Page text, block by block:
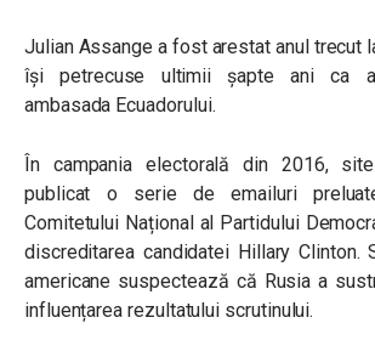
Julian Assange a fost arestat anul trecut
își petrecuse ultimii șapte ani ca
ambasada Ecuadorului.
În campania electorală din 2016,
publicat o serie de emailuri
Comitetului Național al Partidului
discreditarea candidatei Hillary Clinton.
americane suspectează că Rusia a
influențarea rezultatului scrutinului.